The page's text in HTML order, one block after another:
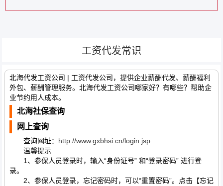
工资代发常识
北海代发工资公司 | 工资代发公司，提供企业薪酬代发、薪酬福利
外包、薪酬管理服务。北海代发工资公司哪家好？有哪些？帮助企
业节约用人成本。
北海社保查询
网上查询
查询网址： http://www.gxbhsi.cn/login.jsp
温馨提示
1、参保人员登录时，输入“身份证号” 和“登录密码” 进行登
录。
2、参保人员登录，忘记密码时，可以“重置密码”。点击【忘记